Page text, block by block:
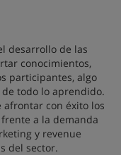
desarrollo de las
conocimientos,
participantes, algo
todo lo aprendido.
con éxito los
a la demanda
y revenue
del sector.